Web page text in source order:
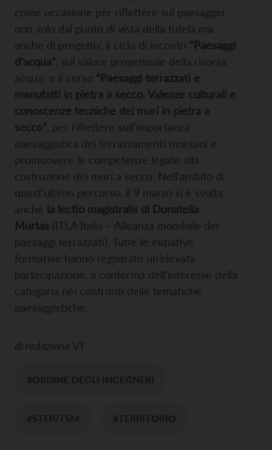
come occasione per riflettere sul paesaggio
non solo dal punto di vista della tutela ma
anche di progetto; il ciclo di incontri “Paesaggi
d’acqua” , sul valore progettuale della risorsa
acqua; e il corso “Paesaggi terrazzati e
manufatti in pietra a secco. Valenze culturali e
conoscenze tecniche dei muri in pietra a
secco” , per riflettere sull’importanza
paesaggistica dei terrazzamenti montani e
promuovere le competenze legate alla
costruzione dei muri a secco. Nell’ambito di
quest’ultimo percorso, il 9 marzo si è svolta
anche la lectio magistralis di Donatella
Murtas (ITLA Italia – Alleanza mondiale dei
paesaggi terrazzati). Tutte le iniziative
formative hanno registrato un’elevata
partecipazione, a conferma dell’interesse della
categoria nei confronti delle tematiche
paesaggistiche.
di redazione VT
#ORDINE DEGLI INGEGNERI
#STEP/TSM #TERRITORIO